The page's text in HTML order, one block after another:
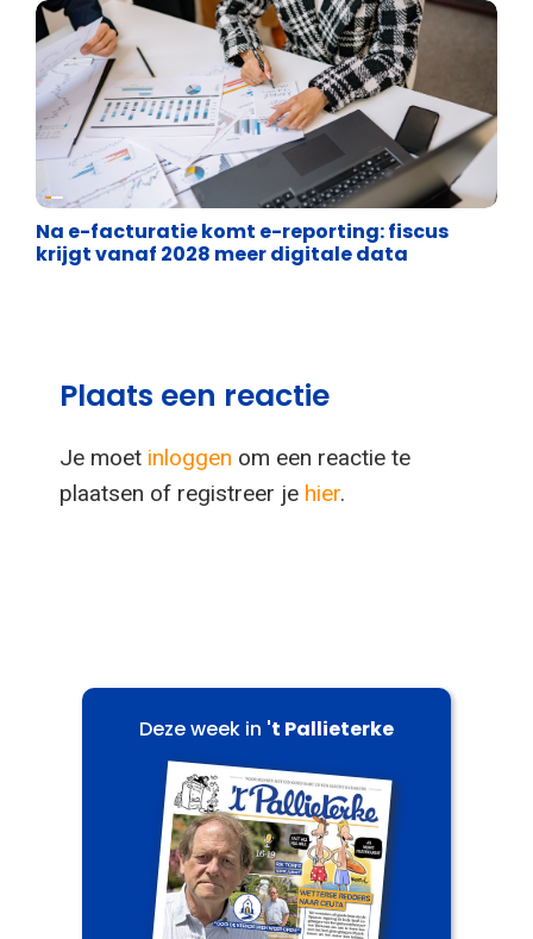
Financiële vrijheid
Na e-facturatie komt e-reporting: fiscus
krijgt vanaf 2028 meer digitale data
Plaats een reactie
Je moet inloggen om een reactie te
plaatsen of registreer je hier.
Deze week in 't Pallieterke